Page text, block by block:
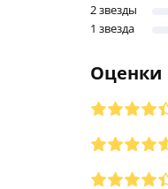
2 звезды
1 звезда
Оценки